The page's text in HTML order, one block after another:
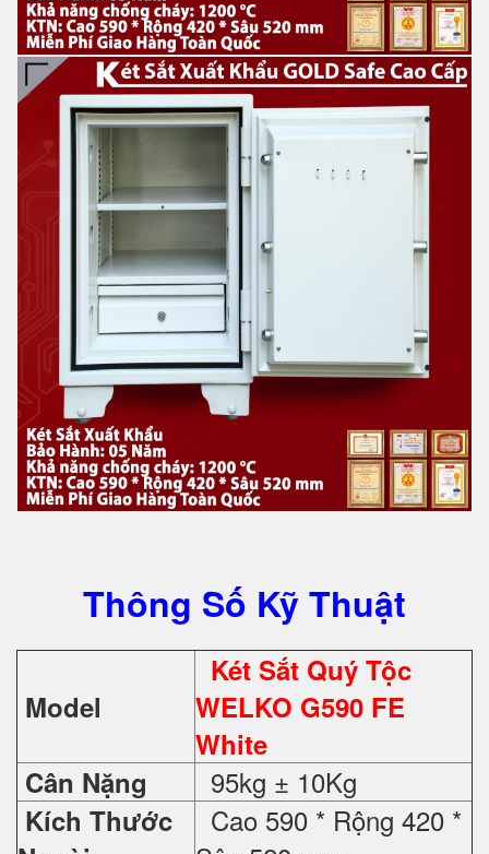
Thông Số Kỹ Thuật
Model
Két Sắt Quý Tộc
WELKO G590 FE
White
Cân Nặng
95kg ± 10Kg
Kích Thước
Cao 590 * Rộng 420 *